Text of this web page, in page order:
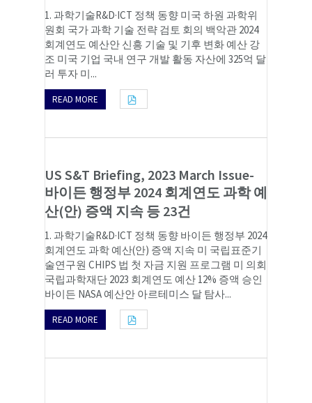
1. 과학기술R&D·ICT 정책 동향 미국 하원 과학위
원회 국가 과학 기술 전략 검토 회의 백악관 2024
회계연도 예산안 신흥 기술 및 기후 변화 예산 강
조 미국 기업 국내 연구 개발 활동 자산에 325억 달
러 투자 미...
READ MORE
US S&T Briefing, 2023 March Issue-
바이든 행정부 2024 회계연도 과학 예
산(안) 증액 지속 등 23건
1. 과학기술R&D·ICT 정책 동향 바이든 행정부 2024
회계연도 과학 예산(안) 증액 지속 미 국립표준기
술연구원 CHIPS 법 첫 자금 지원 프로그램 미 의회
국립과학재단 2023 회계연도 예산 12% 증액 승인
바이든 NASA 예산안 아르테미스 달 탐사...
READ MORE